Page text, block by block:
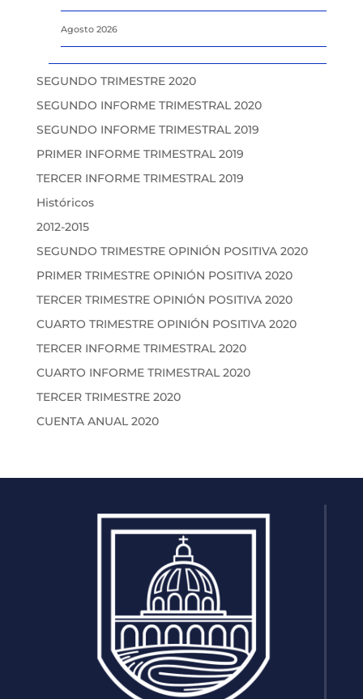
Agosto 2026
SEGUNDO TRIMESTRE 2020
SEGUNDO INFORME TRIMESTRAL 2020
SEGUNDO INFORME TRIMESTRAL 2019
PRIMER INFORME TRIMESTRAL 2019
TERCER INFORME TRIMESTRAL 2019
Históricos
2012-2015
SEGUNDO TRIMESTRE OPINIÓN POSITIVA 2020
PRIMER TRIMESTRE OPINIÓN POSITIVA 2020
TERCER TRIMESTRE OPINIÓN POSITIVA 2020
CUARTO TRIMESTRE OPINIÓN POSITIVA 2020
TERCER INFORME TRIMESTRAL 2020
CUARTO INFORME TRIMESTRAL 2020
TERCER TRIMESTRE 2020
CUENTA ANUAL 2020